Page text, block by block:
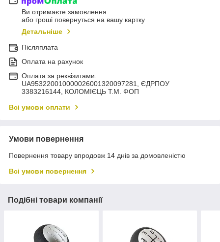
Ви отримаєте замовлення
або гроші повернуться на вашу картку
Детальніше
Післяплата
Оплата на рахунок
Оплата за реквізитами:
UA953220010000026001320097281, ЄДРПОУ
3383216144, КОЛОМIЄЦЬ Т.М. ФОП
Всі умови оплати
Умови повернення
Повернення товару впродовж 14 днів за домовленістю
Всі умови повернення
Подібні товари компанії